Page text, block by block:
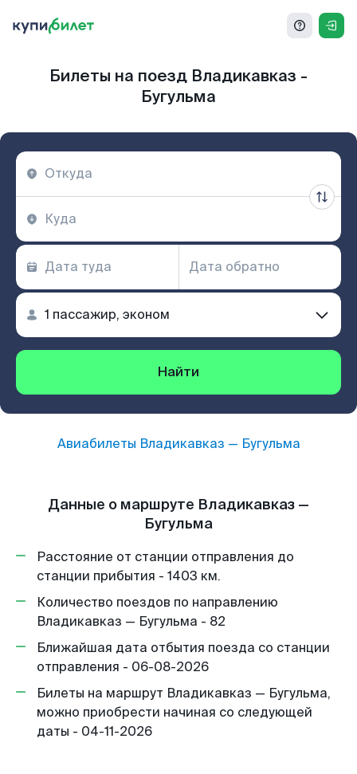
Билеты на поезд Владикавказ -
Бугульма
Найти
Авиабилеты Владикавказ — Бугульма
Данные о маршруте Владикавказ —
Бугульма
Расстояние от станции отправления до
станции прибытия - 1403 км.
Количество поездов по направлению
Владикавказ — Бугульма - 82
Ближайшая дата отбытия поезда со станции
отправления - 06-08-2026
Билеты на маршрут Владикавказ — Бугульма,
можно приобрести начиная со следующей
даты - 04-11-2026